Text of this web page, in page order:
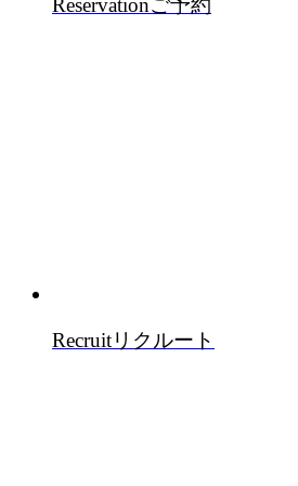
Reservationご予約
Recruitリクルート